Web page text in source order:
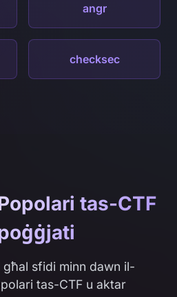
angr
checksec
tas-CTF
għal sfidi minn dawn il-
tas-CTF u aktar